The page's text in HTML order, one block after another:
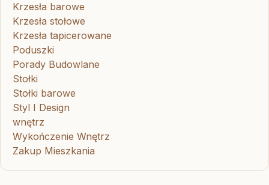
Krzesła barowe
Krzesła stołowe
Krzesła tapicerowane
Poduszki
Porady Budowlane
Stołki
Stołki barowe
Styl I Design
wnętrz
Wykończenie Wnętrz
Zakup Mieszkania